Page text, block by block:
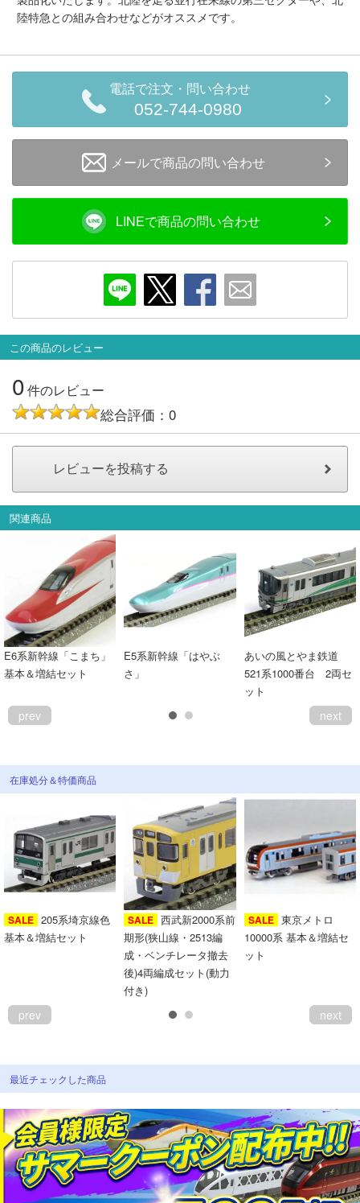
陸特急との組み合わせなどがオススメです。
電話で注文・問い合わせ
052-744-0980
メールで商品の問い合わせ
LINEで商品の問い合わせ
この商品のレビュー
0件のレビュー
総合評価：0
関連商品
E6系新幹線「こまち」
基本＆増結セット
E5系新幹線「はやぶ
さ」
あいの風とやま鉄道
521系1000番台 2両セ
ット
prev next
在庫処分＆特価商品
SALE 205系埼京線色
基本＆増結セット
SALE 西武新2000系前
期形(狭山線・2513編
成・ベンチレータ撤去
後)4両編成セット(動力
付き)
SALE 東京メトロ
10000系 基本＆増結セ
ット
prev next
最近チェックした商品